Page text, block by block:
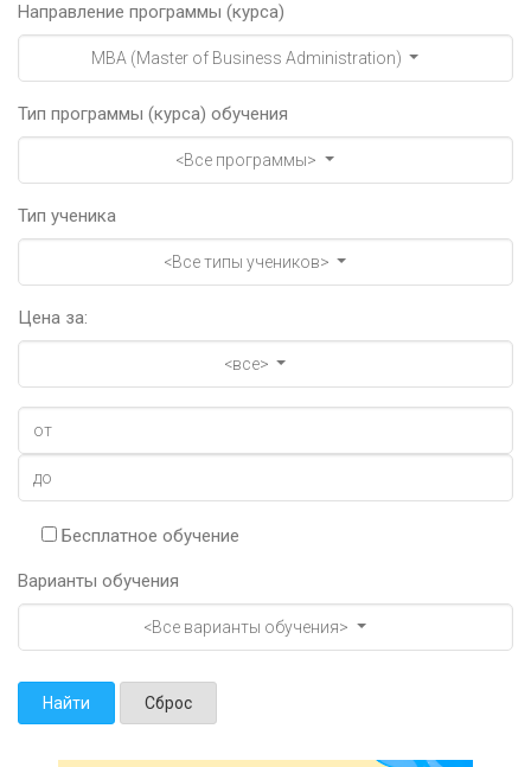
Направление программы (курса)
MBA (Master of Business Administration)
Тип программы (курса) обучения
<Все программы>
Тип ученика
<Все типы учеников>
Цена за:
<все>
Бесплатное обучение
Варианты обучения
<Все варианты обучения>
Найти Сброс